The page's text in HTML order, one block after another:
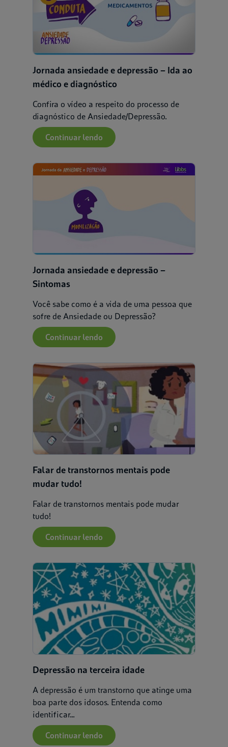
Jornada ansiedade e depressão – Ida ao
médico e diagnóstico
Confira o vídeo a respeito do processo de
diagnóstico de Ansiedade/Depressão.
Continuar lendo
Jornada ansiedade e depressão –
Sintomas
Você sabe como é a vida de uma pessoa que
sofre de Ansiedade ou Depressão?
Continuar lendo
Falar de transtornos mentais pode
mudar tudo!
Falar de transtornos mentais pode mudar
tudo!
Continuar lendo
Depressão na terceira idade
A depressão é um transtorno que atinge uma
boa parte dos idosos. Entenda como
identificar...
Continuar lendo